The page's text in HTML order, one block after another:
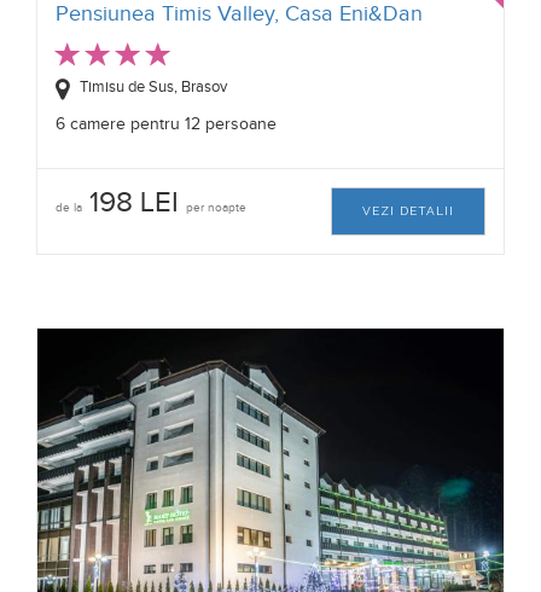
Pensiunea Timis Valley, Casa Eni&Dan
Timisu de Sus, Brasov
6 camere pentru 12 persoane
de la 198 LEI per noapte VEZI DETALII